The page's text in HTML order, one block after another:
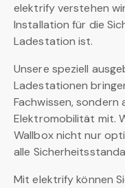
elektrify verstehen
Installation für die
Ladestation ist.
Unsere speziell
Ladestationen
Fachwissen, sondern
Elektromobilität mit.
Wallbox nicht nur
alle
Mit elektrify können